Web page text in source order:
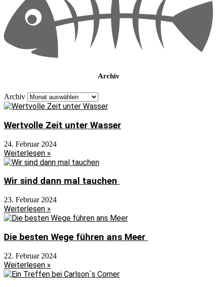
Archiv
Archiv
Wertvolle Zeit unter Wasser
24. Februar 2024
Weiterlesen »
Wir sind dann mal tauchen
23. Februar 2024
Weiterlesen »
Die besten Wege führen ans Meer
22. Februar 2024
Weiterlesen »